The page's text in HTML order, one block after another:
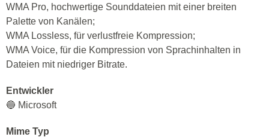
WMA Pro, hochwertige Sounddateien mit einer breiten
Palette von Kanälen;
WMA Lossless, für verlustfreie Kompression;
WMA Voice, für die Kompression von Sprachinhalten in
Dateien mit niedriger Bitrate.
Entwickler
🔵 Microsoft
Mime Typ